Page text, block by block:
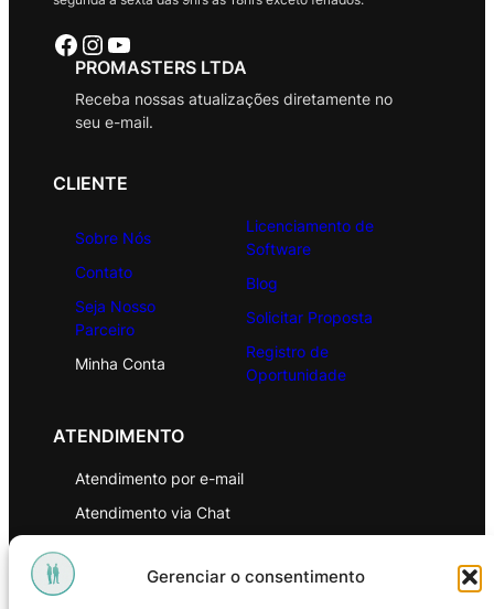
Gerenciar o consentimento
Facebook Instagram Youtube
PROMASTERS LTDA
Receba nossas atualizações diretamente no
seu e-mail.
CLIENTE
Sobre Nós
Contato
Seja Nosso
Parceiro
Minha Conta
Licenciamento de
Software
Blog
Solicitar Proposta
Registro de
Oportunidade
ATENDIMENTO
Atendimento por e-mail
Atendimento via Chat